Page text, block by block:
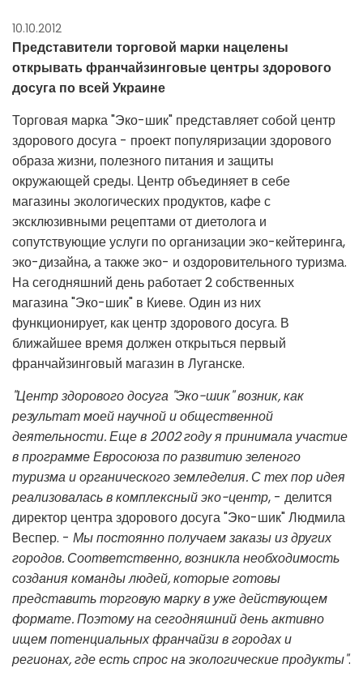
10.10.2012
Представители торговой марки нацелены
открывать франчайзинговые центры здорового
досуга по всей Украине
Торговая марка "Эко-шик" представляет собой центр
здорового досуга - проект популяризации здорового
образа жизни, полезного питания и защиты
окружающей среды. Центр объединяет в себе
магазины экологических продуктов, кафе с
эксклюзивными рецептами от диетолога и
сопутствующие услуги по организации эко-кейтеринга,
эко-дизайна, а также эко- и оздоровительного туризма.
На сегодняшний день работает 2 собственных
магазина "Эко-шик" в Киеве. Один из них
функционирует, как центр здорового досуга. В
ближайшее время должен открыться первый
франчайзинговый магазин в Луганске.
"Центр здорового досуга "Эко-шик" возник, как
результат моей научной и общественной
деятельности. Еще в 2002 году я принимала участие
в программе Евросоюза по развитию зеленого
туризма и органического земледелия. С тех пор идея
реализовалась в комплексный эко-центр, - делится
директор центра здорового досуга "Эко-шик" Людмила
Веспер. - Мы постоянно получаем заказы из других
городов. Соответственно, возникла необходимость
создания команды людей, которые готовы
представить торговую марку в уже действующем
формате. Поэтому на сегодняшний день активно
ищем потенциальных франчайзи в городах и
регионах, где есть спрос на экологические продукты".